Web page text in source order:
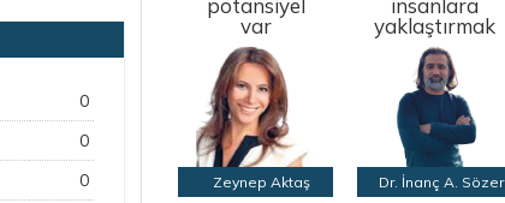
0
0
0
potansiyel
var
insanlara
yaklaştırmak
Zeynep Aktaş Dr. İnanç A. Sözer